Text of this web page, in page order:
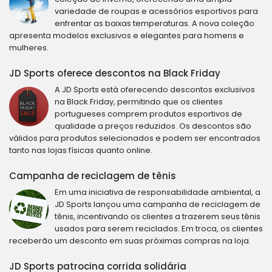
variedade de roupas e acessórios esportivos para
enfrentar as baixas temperaturas. A nova coleção
apresenta modelos exclusivos e elegantes para homens e
mulheres.
JD Sports oferece descontos na Black Friday
A JD Sports está oferecendo descontos exclusivos
na Black Friday, permitindo que os clientes
portugueses comprem produtos esportivos de
qualidade a preços reduzidos. Os descontos são
válidos para produtos selecionados e podem ser encontrados
tanto nas lojas físicas quanto online.
Campanha de reciclagem de tênis
Em uma iniciativa de responsabilidade ambiental, a
JD Sports lançou uma campanha de reciclagem de
tênis, incentivando os clientes a trazerem seus tênis
usados para serem reciclados. Em troca, os clientes
receberão um desconto em suas próximas compras na loja.
JD Sports patrocina corrida solidária